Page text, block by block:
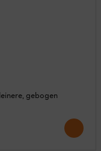
gebogen